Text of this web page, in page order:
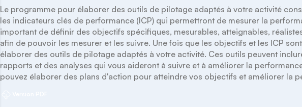
Le programme pour élaborer des outils de pilotage adaptés à votre activité
les indicateurs clés de performance (ICP) qui permettront de mesurer la
important de définir des objectifs spécifiques, mesurables, atteignables,
afin de pouvoir les mesurer et les suivre. Une fois que les objectifs et les ICP
élaborer des outils de pilotage adaptés à votre activité. Ces outils peuvent
rapports et des analyses qui vous aideront à suivre et à améliorer la
pouvez élaborer des plans d'action pour atteindre vos objectifs et améliorer la